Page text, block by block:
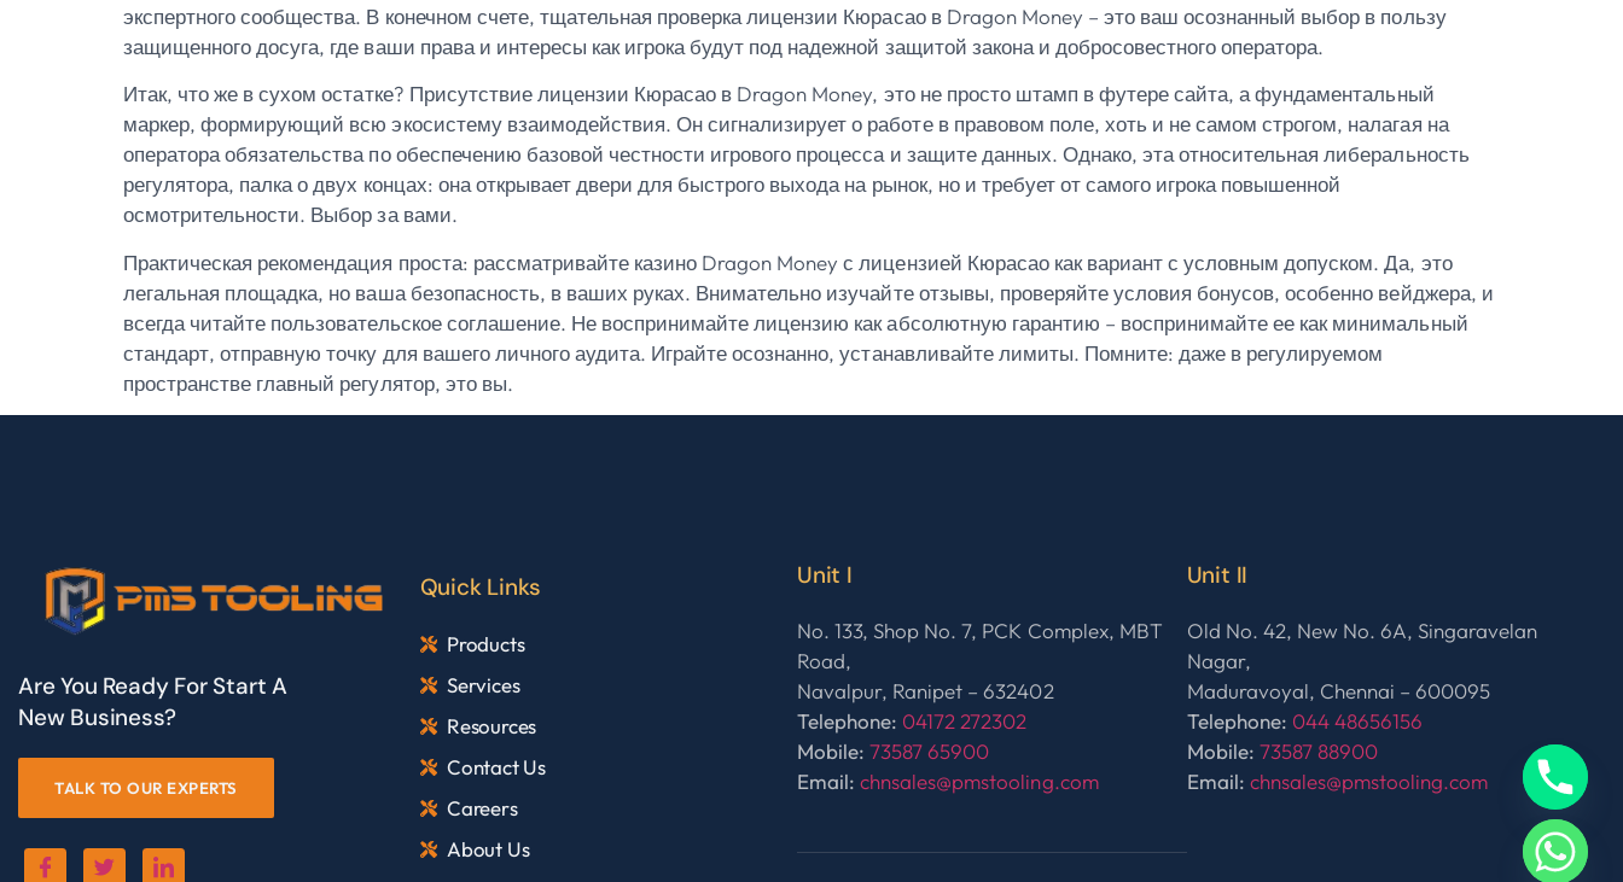
экспертного сообщества. В конечном счете, тщательная проверка лицензии Кюрасао в Dragon Money – это ваш осознанный выбор в пользу
защищенного досуга, где ваши права и интересы как игрока будут под надежной защитой закона и добросовестного оператора.
Итак, что же в сухом остатке? Присутствие лицензии Кюрасао в Dragon Money, это не просто штамп в футере сайта, а фундаментальный
маркер, формирующий всю экосистему взаимодействия. Он сигнализирует о работе в правовом поле, хоть и не самом строгом, налагая на
оператора обязательства по обеспечению базовой честности игрового процесса и защите данных. Однако, эта относительная либеральность
регулятора, палка о двух концах: она открывает двери для быстрого выхода на рынок, но и требует от самого игрока повышенной
осмотрительности. Выбор за вами.
Практическая рекомендация проста: рассматривайте казино Dragon Money с лицензией Кюрасао как вариант с условным допуском. Да, это
легальная площадка, но ваша безопасность, в ваших руках. Внимательно изучайте отзывы, проверяйте условия бонусов, особенно вейджера, и
всегда читайте пользовательское соглашение. Не воспринимайте лицензию как абсолютную гарантию – воспринимайте ее как минимальный
стандарт, отправную точку для вашего личного аудита. Играйте осознанно, устанавливайте лимиты. Помните: даже в регулируемом
пространстве главный регулятор, это вы.
Are You Ready For Start A
New Business?
TALK TO OUR EXPERTS
Quick Links
Products
Services
Resources
Contact Us
Careers
About Us
Unit I
No. 133, Shop No. 7, PCK Complex, MBT
Road,
Navalpur, Ranipet – 632402
Telephone: 04172 272302
Mobile: 73587 65900
Email:chnsales@pmstooling.com
Unit II
Old No. 42, New No. 6A, Singaravelan
Nagar,
Maduravoyal, Chennai – 600095
Telephone: 044 48656156
Mobile: 73587 88900
Email: chnsales@pmstooling.com